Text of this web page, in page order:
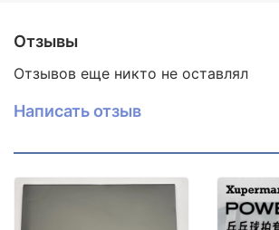
игры в атаке.
5 слоев дерева+2 слоя карбона.
Внешние слои из Кото.
Отзывы
Отзывов еще никто не оставлял
Написать отзыв